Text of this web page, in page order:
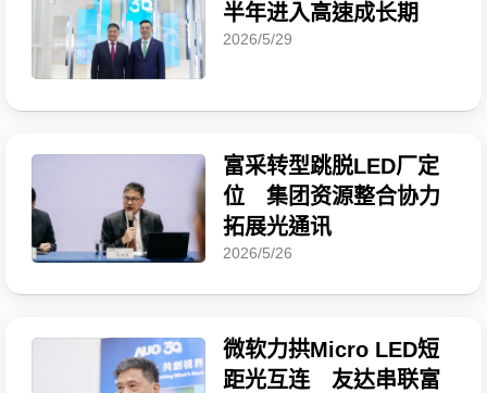
半年进入高速成长期
2026/5/29
富采转型跳脱LED厂定
位 集团资源整合协力
拓展光通讯
2026/5/26
微软力拱Micro LED短
距光互连 友达串联富